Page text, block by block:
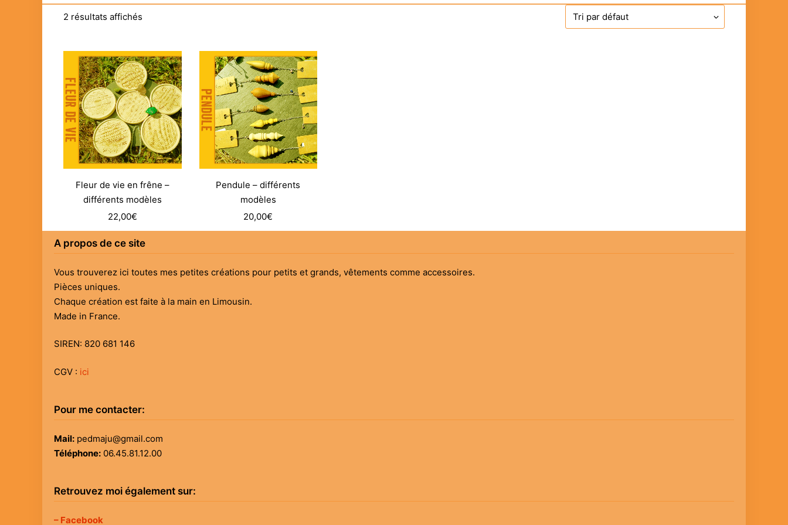
2 résultats affichés
Fleur de vie en frêne –
différents modèles
22,00€
Pendule – différents
modèles
20,00€
A propos de ce site
Vous trouverez ici toutes mes petites créations pour petits et grands, vêtements comme accessoires.
Pièces uniques.
Chaque création est faite à la main en Limousin.
Made in France.
SIREN: 820 681 146
CGV : ici
Pour me contacter:
Mail: pedmaju@gmail.com
Téléphone: 06.45.81.12.00
Retrouvez moi également sur:
– Facebook